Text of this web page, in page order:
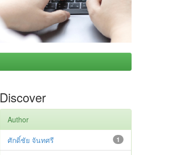
Discover
Author
1
ศักดิ์ชัย จันทศรี